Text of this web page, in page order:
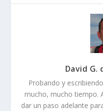
David G.
Probando y
mucho, mucho tiempo.
dar un paso adelante